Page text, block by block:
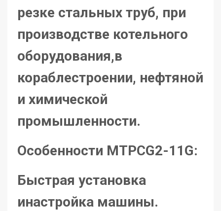
резке стальных труб, при
производстве котельного
оборудования,в
кораблестроении, нефтяной
и химической
промышленности.
Особенности МТРCG2-11G:
Быстрая установка
инастройка машины.